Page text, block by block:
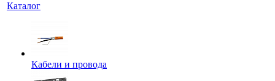
Каталог
Кабели и провода